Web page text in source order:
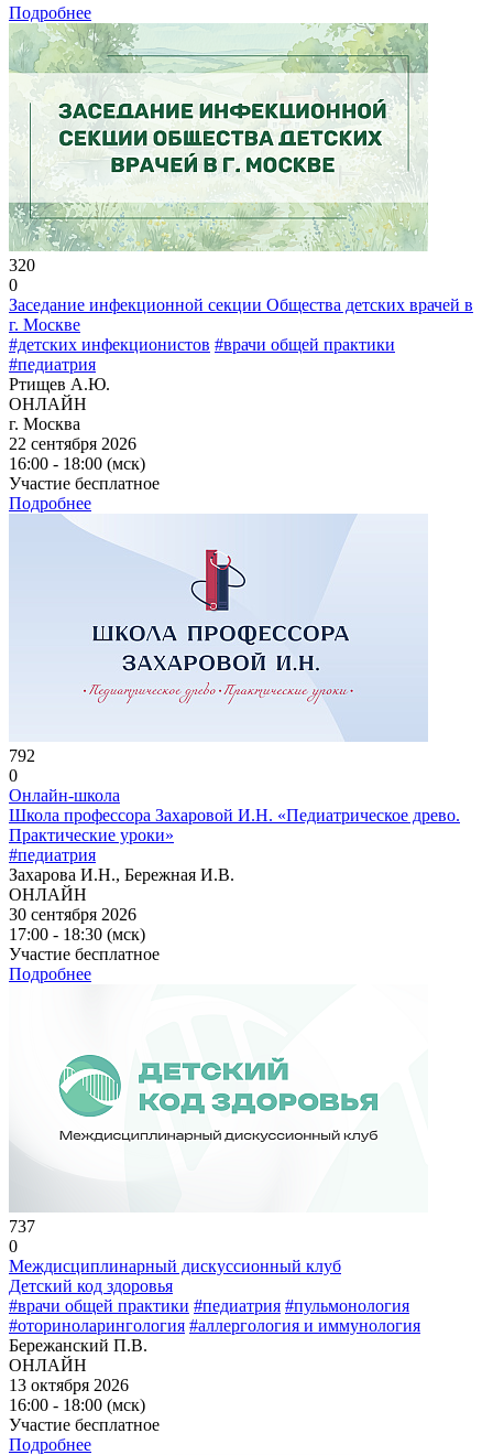
Подробнее
320
0
Заседание инфекционной секции Общества детских врачей в
г. Москве
#детских инфекционистов #врачи общей практики
#педиатрия
Ртищев А.Ю.
ОНЛАЙН
г. Москва
22 сентября 2026
16:00 - 18:00 (мск)
Участие бесплатное
Подробнее
792
0
Онлайн-школа
Школа профессора Захаровой И.Н. «Педиатрическое древо.
Практические уроки»
#педиатрия
Захарова И.Н., Бережная И.В.
ОНЛАЙН
30 сентября 2026
17:00 - 18:30 (мск)
Участие бесплатное
Подробнее
737
0
Междисциплинарный дискуссионный клуб
Детский код здоровья
#врачи общей практики #педиатрия #пульмонология
#оториноларингология #аллергология и иммунология
Бережанский П.В.
ОНЛАЙН
13 октября 2026
16:00 - 18:00 (мск)
Участие бесплатное
Подробнее